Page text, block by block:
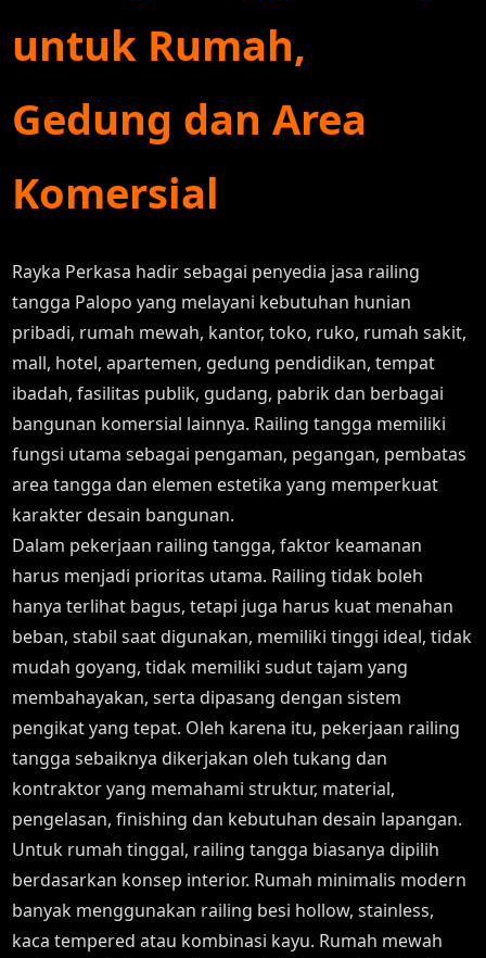
untuk Rumah,
Gedung dan Area
Komersial
Rayka Perkasa hadir sebagai penyedia jasa railing
tangga Palopo yang melayani kebutuhan hunian
pribadi, rumah mewah, kantor, toko, ruko, rumah sakit,
mall, hotel, apartemen, gedung pendidikan, tempat
ibadah, fasilitas publik, gudang, pabrik dan berbagai
bangunan komersial lainnya. Railing tangga memiliki
fungsi utama sebagai pengaman, pegangan, pembatas
area tangga dan elemen estetika yang memperkuat
karakter desain bangunan.
Dalam pekerjaan railing tangga, faktor keamanan
harus menjadi prioritas utama. Railing tidak boleh
hanya terlihat bagus, tetapi juga harus kuat menahan
beban, stabil saat digunakan, memiliki tinggi ideal, tidak
mudah goyang, tidak memiliki sudut tajam yang
membahayakan, serta dipasang dengan sistem
pengikat yang tepat. Oleh karena itu, pekerjaan railing
tangga sebaiknya dikerjakan oleh tukang dan
kontraktor yang memahami struktur, material,
pengelasan, finishing dan kebutuhan desain lapangan.
Untuk rumah tinggal, railing tangga biasanya dipilih
berdasarkan konsep interior. Rumah minimalis modern
banyak menggunakan railing besi hollow, stainless,
kaca tempered atau kombinasi kayu. Rumah mewah